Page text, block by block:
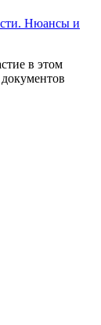
в этом